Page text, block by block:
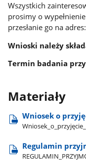
Wszystkich
prosimy o
przesłanie go na
Wnioski należy
Termin badania
Materiały
Wniosek o
Regulamin